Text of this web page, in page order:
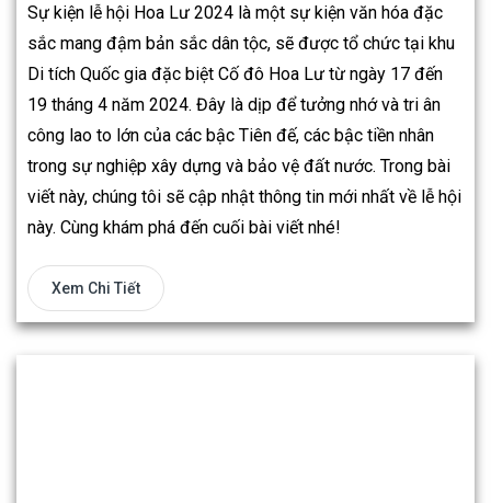
Sự kiện lễ hội Hoa Lư 2024 là một sự kiện văn hóa đặc
sắc mang đậm bản sắc dân tộc, sẽ được tổ chức tại khu
Di tích Quốc gia đặc biệt Cố đô Hoa Lư từ ngày 17 đến
19 tháng 4 năm 2024. Đây là dịp để tưởng nhớ và tri ân
công lao to lớn của các bậc Tiên đế, các bậc tiền nhân
trong sự nghiệp xây dựng và bảo vệ đất nước. Trong bài
viết này, chúng tôi sẽ cập nhật thông tin mới nhất về lễ hội
này. Cùng khám phá đến cuối bài viết nhé!
Xem Chi Tiết